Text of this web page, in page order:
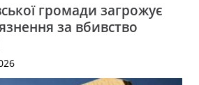
громади загрожує
за вбивство